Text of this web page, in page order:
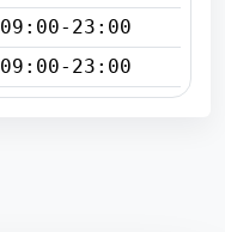
09:00-23:00
09:00-23:00